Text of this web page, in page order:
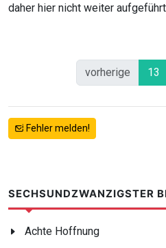
daher hier nicht weiter
vorherige 13
Fehler melden!
SECHSUNDZWANZIGSTER
Achte Hoffnung